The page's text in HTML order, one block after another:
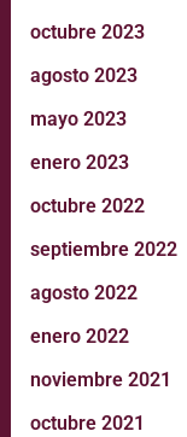
octubre 2023
agosto 2023
mayo 2023
enero 2023
octubre 2022
septiembre 2022
agosto 2022
enero 2022
noviembre 2021
octubre 2021